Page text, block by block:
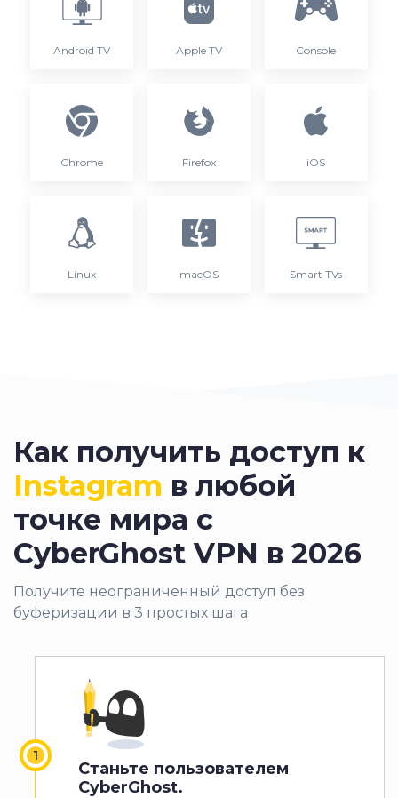
Android TV Apple TV Console
Chrome Firefox iOS
Linux macOS Smart TVs
Как получить доступ к
Instagram в любой
точке мира с
CyberGhost VPN в 2026
Получите неограниченный доступ без
буферизации в 3 простых шага
Станьте пользователем
CyberGhost.